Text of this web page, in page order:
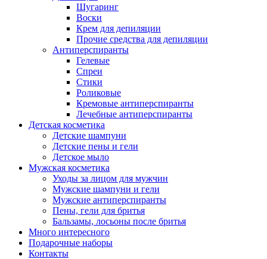
Шугаринг
Воски
Крем для депиляции
Прочие средства для депиляции
Антиперспиранты
Гелевые
Спреи
Стики
Роликовые
Кремовые антиперспиранты
Лечебные антиперспиранты
Детская косметика
Детские шампуни
Детские пены и гели
Детское мыло
Мужская косметика
Уходы за лицом для мужчин
Мужские шампуни и гели
Мужские антиперспиранты
Пены, гели для бритья
Бальзамы, лосьоны после бритья
Много интересного
Подарочные наборы
Контакты